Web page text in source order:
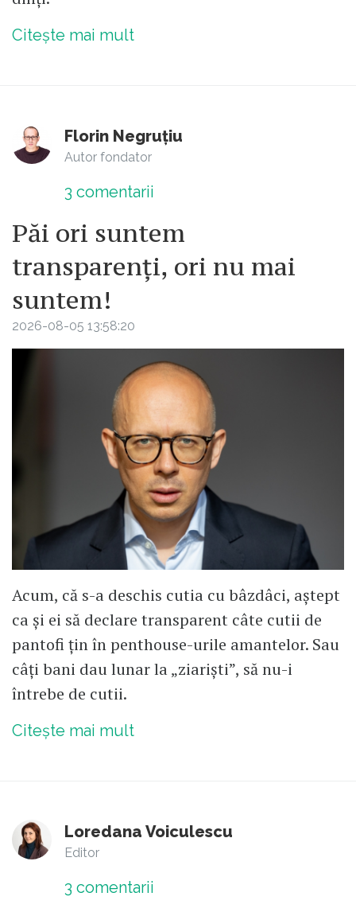
Citește mai mult
Florin Negruțiu
Autor fondator
3 comentarii
Păi ori suntem
transparenți, ori nu mai
suntem!
2026-08-05 13:58:20
Acum, că s-a deschis cutia cu bâzdâci, aștept
ca și ei să declare transparent câte cutii de
pantofi țin în penthouse-urile amantelor. Sau
câți bani dau lunar la „ziariști”, să nu-i
întrebe de cutii.
Citește mai mult
Loredana Voiculescu
Editor
3 comentarii